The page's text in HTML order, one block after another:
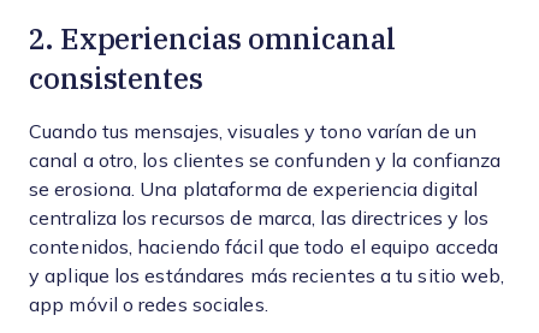
2. Experiencias omnicanal
consistentes
Cuando tus mensajes, visuales y tono varían de un
canal a otro, los clientes se confunden y la confianza
se erosiona. Una plataforma de experiencia digital
centraliza los recursos de marca, las directrices y los
contenidos, haciendo fácil que todo el equipo acceda
y aplique los estándares más recientes a tu sitio web,
app móvil o redes sociales.